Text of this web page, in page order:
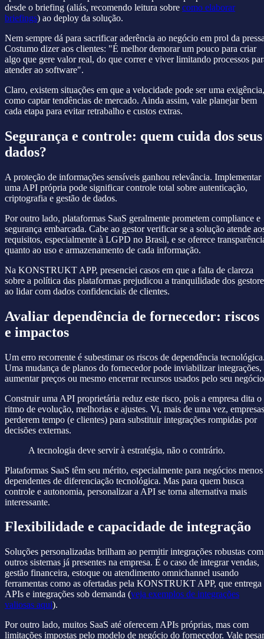
desde o briefing (aliás, recomendo leitura sobre como elaborar
briefings) ao deploy da solução.
Nem sempre dá para sacrificar aderência ao negócio em prol da
Costumo dizer aos clientes: "É melhor demorar um pouco para criar
algo que gere valor real, do que correr e viver limitando processos
atender ao software".
Claro, existem situações em que a velocidade pode ser uma exigência,
como captar tendências de mercado. Ainda assim, vale planejar bem
cada etapa para evitar retrabalho e custos extras.
Segurança e controle: quem cuida dos seus
dados?
A proteção de informações sensíveis ganhou relevância. Implementar
uma API própria pode significar controle total sobre autenticação,
criptografia e gestão de dados.
Por outro lado, plataformas SaaS geralmente prometem compliance e
segurança embarcada. Cabe ao gestor verificar se a solução atende
requisitos, especialmente à LGPD no Brasil, e se oferece
quanto ao uso e armazenamento de cada informação.
Na KONSTRUKT APP, presenciei casos em que a falta de clareza
sobre a política das plataformas prejudicou a tranquilidade dos
ao lidar com dados confidenciais de clientes.
Avaliar dependência de fornecedor: riscos
e impactos
Um erro recorrente é subestimar os riscos de dependência
Uma mudança de planos do fornecedor pode inviabilizar integrações,
aumentar preços ou mesmo encerrar recursos usados pelo seu
Construir uma API proprietária reduz este risco, pois a empresa dita o
ritmo de evolução, melhorias e ajustes. Vi, mais de uma vez, empresas
perderem tempo (e clientes) para substituir integrações rompidas por
decisões externas.
A tecnologia deve servir à estratégia, não o contrário.
Plataformas SaaS têm seu mérito, especialmente para negócios menos
dependentes de diferenciação tecnológica. Mas para quem busca
controle e autonomia, personalizar a API se torna alternativa mais
interessante.
Flexibilidade e capacidade de integração
Soluções personalizadas brilham ao permitir integrações robustas com
outros sistemas já presentes na empresa. É o caso de integrar vendas,
gestão financeira, estoque ou atendimento omnichannel usando
ferramentas como as ofertadas pela KONSTRUKT APP, que entrega
APIs e integrações sob demanda (veja exemplos de integrações
valiosas aqui).
Por outro lado, muitos SaaS até oferecem APIs próprias, mas com
limitações impostas pelo modelo de negócio do fornecedor. Vale pesar